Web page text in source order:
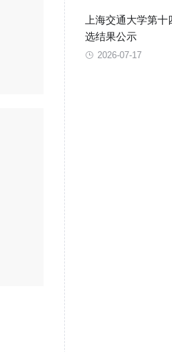
上海交通大学第十
选结果公示
2026-07-17